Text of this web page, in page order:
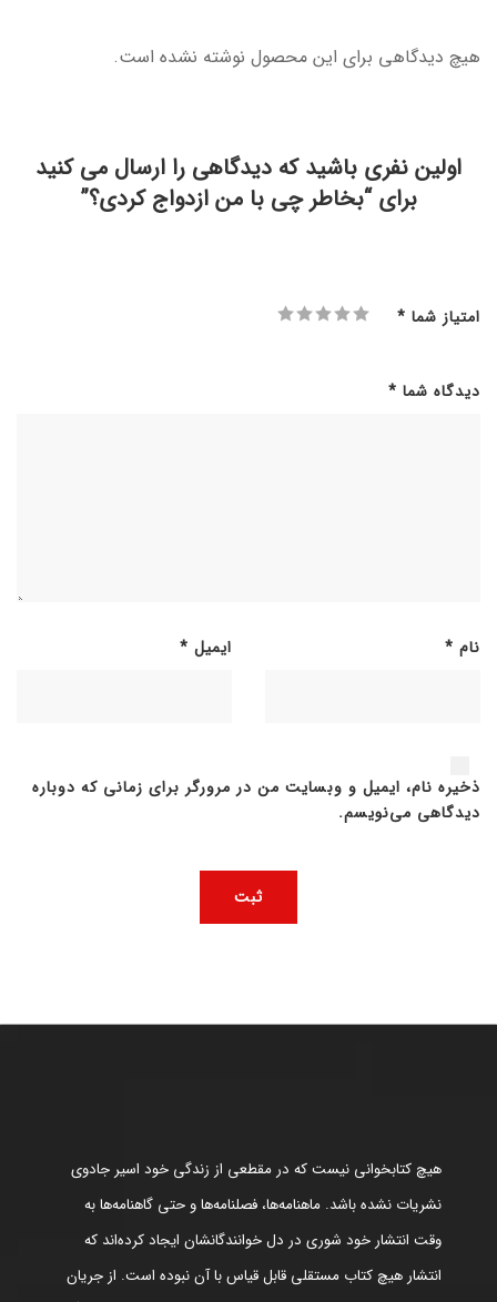
هیچ دیدگاهی برای این محصول نوشته نشده است.
اولین نفری باشید که دیدگاهی را ارسال می کنید
برای “بخاطر چی با من ازدواج کردی؟”
امتیاز شما *
دیدگاه شما *
نام * ایمیل *
ذخیره نام، ایمیل و وبسایت من در مرورگر برای زمانی که دوباره
دیدگاهی می‌نویسم.
هیچ کتابخوانی نیست که در مقطعی از زندگی خود اسیر جادوی
نشریات نشده باشد. ماهنامه‌ها، فصلنامه‌ها و حتی گاهنامه‌ها به
وقت انتشار خود شوری در دل خوانندگانشان ایجاد کرده‌اند که
انتشار هیچ کتاب مستقلی قابل قیاس با آن نبوده است. از جریان